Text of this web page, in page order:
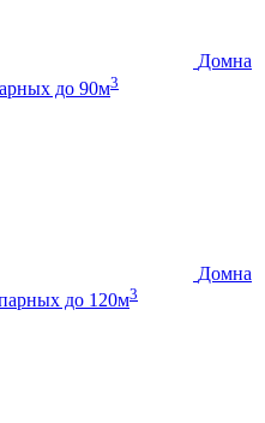
Домна
до 90м3
Домна
до 120м3